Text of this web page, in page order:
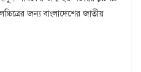
জন্য বাংলাদেশের জাতীয়